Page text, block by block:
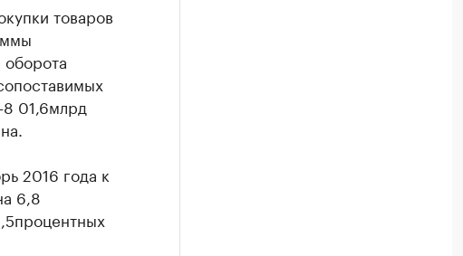
товаров
оборота
01,6млрд
2016 года к
6,8